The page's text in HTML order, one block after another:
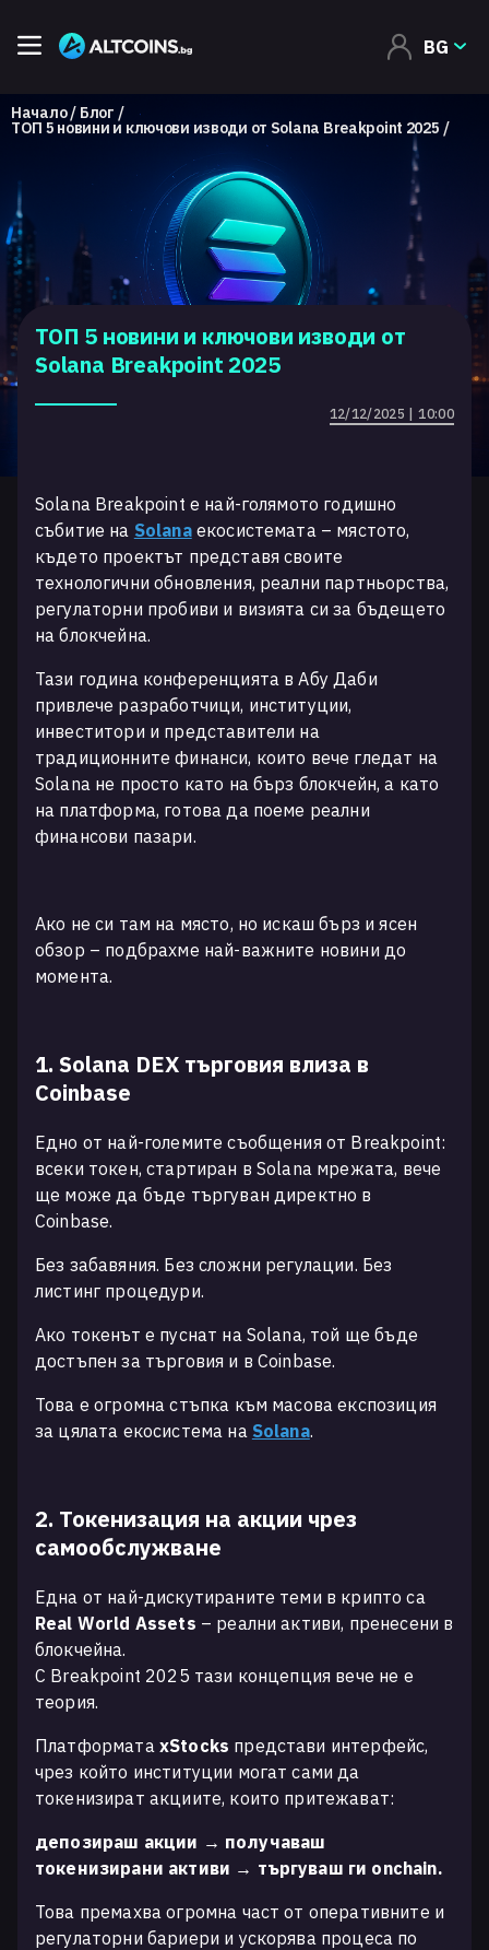
BG
Начало Блог
TOП 5 новини и ключови изводи от Solana Breakpoint 2025
TOП 5 новини и ключови изводи от
Solana Breakpoint 2025
12/12/2025 | 10:00
Solana Breakpoint е най-голямото годишно
събитие на Solanaекосистемата – мястото,
където проектът представя своите
технологични обновления, реални партньорства,
регулаторни пробиви и визията си за бъдещето
на блокчейна.
Тази година конференцията в Абу Даби
привлече разработчици, институции,
инвеститори и представители на
традиционните финанси, които вече гледат на
Solana не просто като на бърз блокчейн, а като
на платформа, готова да поеме реални
финансови пазари.
Ако не си там на място, но искаш бърз и ясен
обзор – подбрахме най-важните новини до
момента.
1. Solana DEX търговия влиза в
Coinbase
Едно от най-големите съобщения от Breakpoint:
всеки токен, стартиран в Solana мрежата, вече
ще може да бъде търгуван директно в
Coinbase.
Без забавяния. Без сложни регулации. Без
листинг процедури.
Ако токенът е пуснат на Solana, той ще бъде
достъпен за търговия и в Coinbase.
Това е огромна стъпка към масова експозиция
за цялата екосистема на Solana.
2. Токенизация на акции чрез
самообслужване
Една от най-дискутираните теми в крипто са
Real World Assets – реални активи, пренесени в
блокчейна.
С Breakpoint 2025 тази концепция вече не е
теория.
Платформата xStocks представи интерфейс,
чрез който институции могат сами да
токенизират акциите, които притежават:
депозираш акции → получаваш
токенизирани активи → търгуваш ги onchain.
Това премахва огромна част от оперативните и
регулаторни бариери и ускорява процеса по